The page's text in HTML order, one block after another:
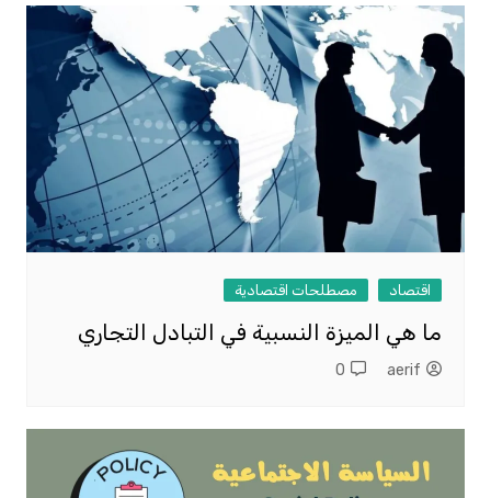
اقتصاد مصطلحات اقتصادية
ما هي الميزة النسبية في التبادل التجاري
aerif
0